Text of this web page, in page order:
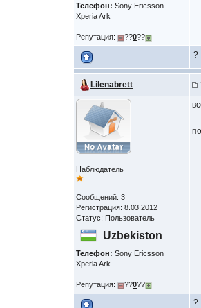
Телефон: Sony Ericsson
Xperia Ark
Репутация: ??0??
?
Lilenabrett
Наблюдатель
Сообщений: 3
Регистрация: 8.03.2012
Статус: Пользователь
Uzbekiston
Телефон: Sony Ericsson
Xperia Ark
Репутация: ??0??
?